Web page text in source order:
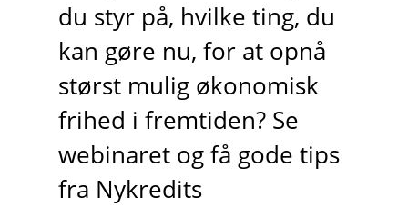
du styr på, hvilke ting, du
kan gøre nu, for at opnå
størst mulig økonomisk
frihed i fremtiden? Se
webinaret og få gode tips
fra Nykredits